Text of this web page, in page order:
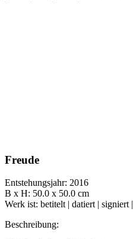
Freude
Entstehungsjahr: 2016
B x H: 50.0 x 50.0 cm
Werk ist: betitelt | datiert | signiert |
Beschreibung: